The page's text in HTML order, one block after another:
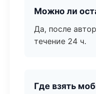
Можно ли
Да, после
течение 24 ч.
Где взять